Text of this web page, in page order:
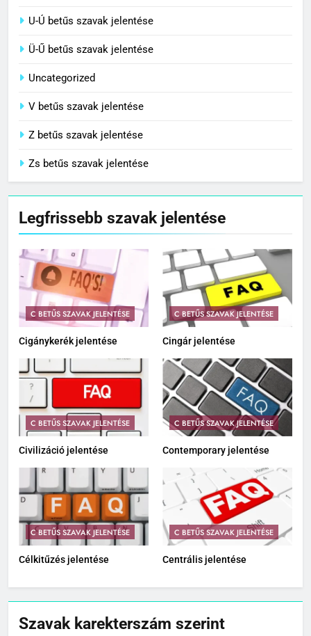
U-Ú betűs szavak jelentése
Ü-Ű betűs szavak jelentése
Uncategorized
V betűs szavak jelentése
Z betűs szavak jelentése
Zs betűs szavak jelentése
Legfrissebb szavak jelentése
C BETŰS SZAVAK JELENTÉSE
Cigánykerék jelentése
C BETŰS SZAVAK JELENTÉSE
Cingár jelentése
C BETŰS SZAVAK JELENTÉSE
Civilizáció jelentése
C BETŰS SZAVAK JELENTÉSE
Contemporary jelentése
C BETŰS SZAVAK JELENTÉSE
Célkitűzés jelentése
C BETŰS SZAVAK JELENTÉSE
Centrális jelentése
Szavak karekterszám szerint